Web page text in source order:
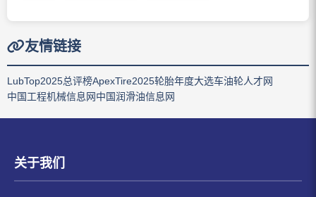
友情链接
LubTop2025总评榜ApexTire2025轮胎年度大选车油轮人才网
中国工程机械信息网中国润滑油信息网
关于我们